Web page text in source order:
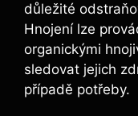
důležité
Hnojení lze
organickými
sledovat jejich
případě potřeby.